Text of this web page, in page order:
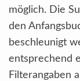
möglich. Die
den
beschleunigt
entsprechend
Filterangaben